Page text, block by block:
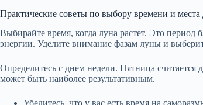
Практические советы по выбору времени и места
Выбирайте время, когда луна растет. Это
энергии. Уделите внимание фазам луны и
Определитесь с днем недели. Пятница
может быть наиболее результативным.
Убедитесь, что у вас есть время на